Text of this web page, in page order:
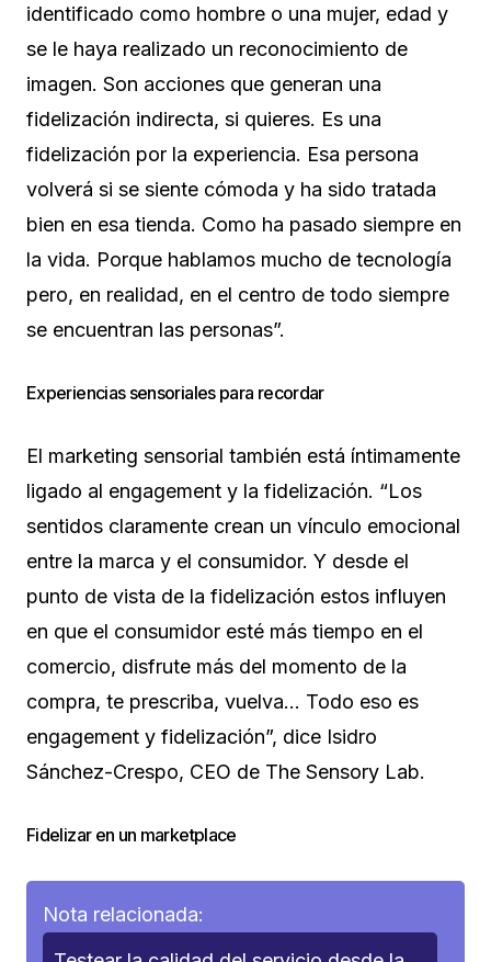
identificado como hombre o una mujer, edad y
se le haya realizado un reconocimiento de
imagen. Son acciones que generan una
fidelización indirecta, si quieres. Es una
fidelización por la experiencia. Esa persona
volverá si se siente cómoda y ha sido tratada
bien en esa tienda. Como ha pasado siempre en
la vida. Porque hablamos mucho de tecnología
pero, en realidad, en el centro de todo siempre
se encuentran las personas”.
Experiencias sensoriales para recordar
El marketing sensorial también está íntimamente
ligado al engagement y la fidelización. “Los
sentidos claramente crean un vínculo emocional
entre la marca y el consumidor. Y desde el
punto de vista de la fidelización estos influyen
en que el consumidor esté más tiempo en el
comercio, disfrute más del momento de la
compra, te prescriba, vuelva… Todo eso es
engagement y fidelización”, dice Isidro
Sánchez-Crespo, CEO de The Sensory Lab.
Fidelizar en un marketplace
Nota relacionada: